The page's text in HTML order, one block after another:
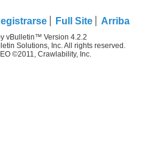
Full Site Arriba
vBulletin™ Version 4.2.2
Solutions, Inc. All rights reserved.
©2011, Crawlability, Inc.